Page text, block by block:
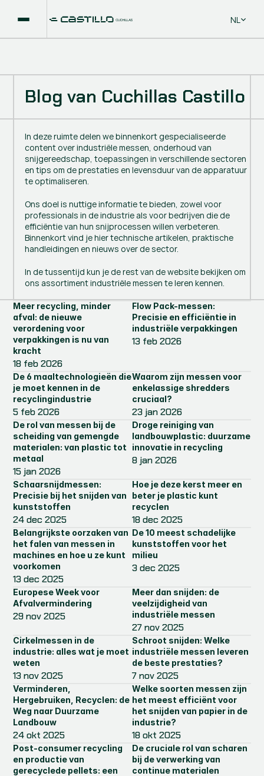
Select
NL
Blog van Cuchillas Castillo
In deze ruimte delen we binnenkort gespecialiseerde
content over industriële messen, onderhoud van
snijgereedschap, toepassingen in verschillende sectoren
en tips om de prestaties en levensduur van de apparatuur
te optimaliseren.
Ons doel is nuttige informatie te bieden, zowel voor
professionals in de industrie als voor bedrijven die de
efficiëntie van hun snijprocessen willen verbeteren.
Binnenkort vind je hier technische artikelen, praktische
handleidingen en nieuws over de sector.
In de tussentijd kun je de rest van de website bekijken om
ons assortiment industriële messen te leren kennen.
Meer recycling, minder
afval: de nieuwe
verordening voor
verpakkingen is nu van
kracht
18 feb 2026
Flow Pack-messen:
Precisie en efficiëntie in
industriële verpakkingen
13 feb 2026
De 6 maaltechnologieën die
je moet kennen in de
recyclingindustrie
5 feb 2026
Waarom zijn messen voor
enkelassige shredders
cruciaal?
23 jan 2026
De rol van messen bij de
scheiding van gemengde
materialen: van plastic tot
metaal
15 jan 2026
Droge reiniging van
landbouwplastic: duurzame
innovatie in recycling
8 jan 2026
Schaarsnijdmessen:
Precisie bij het snijden van
kunststoffen
24 dec 2025
Hoe je deze kerst meer en
beter je plastic kunt
recyclen
18 dec 2025
Belangrijkste oorzaken van
het falen van messen in
machines en hoe u ze kunt
voorkomen
13 dec 2025
De 10 meest schadelijke
kunststoffen voor het
milieu
3 dec 2025
Europese Week voor
Afvalvermindering
29 nov 2025
Meer dan snijden: de
veelzijdigheid van
industriële messen
27 nov 2025
Cirkelmessen in de
industrie: alles wat je moet
weten
13 nov 2025
Schroot snijden: Welke
industriële messen leveren
de beste prestaties?
7 nov 2025
Verminderen,
Hergebruiken, Recyclen: de
Weg naar Duurzame
Landbouw
24 okt 2025
Welke soorten messen zijn
het meest efficiënt voor
het snijden van papier in de
industrie?
18 okt 2025
Post-consumer recycling
en productie van
gerecyclede pellets: een
De cruciale rol van scharen
bij de verwerking van
continue materialen